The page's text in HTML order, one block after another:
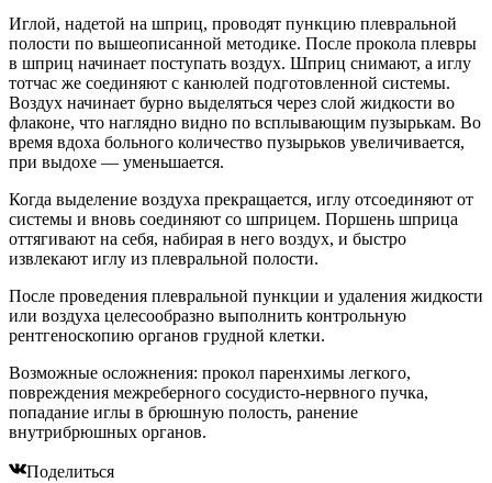
Иглой, надетой на шприц, проводят пункцию плевральной
полости по вышеописанной методике. После прокола плевры
в шприц начинает поступать воздух. Шприц снимают, а иглу
тотчас же соединяют с канюлей подготовленной системы.
Воздух начинает бурно выделяться через слой жидкости во
флаконе, что наглядно видно по всплывающим пузырькам. Во
время вдоха больного количество пузырьков увеличивается,
при выдохе — уменьшается.
Когда выделение воздуха прекращается, иглу отсоединяют от
системы и вновь соединяют со шприцем. Поршень шприца
оттягивают на себя, набирая в него воздух, и быстро
извлекают иглу из плевральной полости.
После проведения плевральной пункции и удаления жидкости
или воздуха целесообразно выполнить контрольную
рентгеноскопию органов грудной клетки.
Возможные осложнения: прокол паренхимы легкого,
повреждения межреберного сосудисто-нервного пучка,
попадание иглы в брюшную полость, ранение
внутрибрюшных органов.
Поделиться